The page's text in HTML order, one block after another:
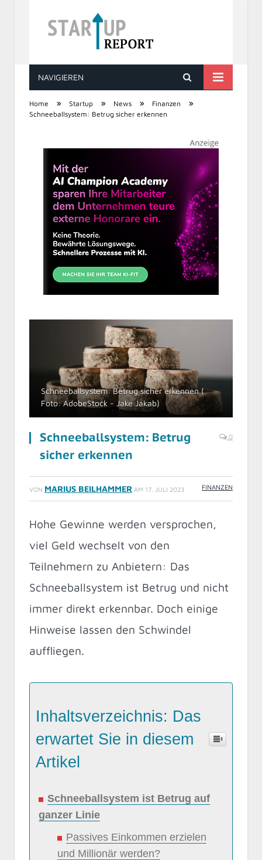
STARTUP REPORT
NAVIGIEREN
Home » Startup » News » Finanzen »
Schneeballsystem: Betrug sicher erkennen
Schneeballsystem: Betrug sicher erkennen (
Foto: AdobeStock - Jake Jakab)
Schneeballsystem: Betrug
sicher erkennen
0
VON MARIUS BEILHAMMER AM 17. JULI 2023 FINANZEN
Hohe Gewinne werden versprochen,
viel Geld wechselt von den
Teilnehmern zu Anbietern: Das
Schneeballsystem ist Betrug und nicht
immer direkt erkennbar. Doch einige
Hinweise lassen den Schwindel
auffliegen.
Inhaltsverzeichnis: Das
erwartet Sie in diesem
Artikel
Schneeballsystem ist Betrug auf
ganzer Linie
Passives Einkommen erzielen
und Millionär werden?